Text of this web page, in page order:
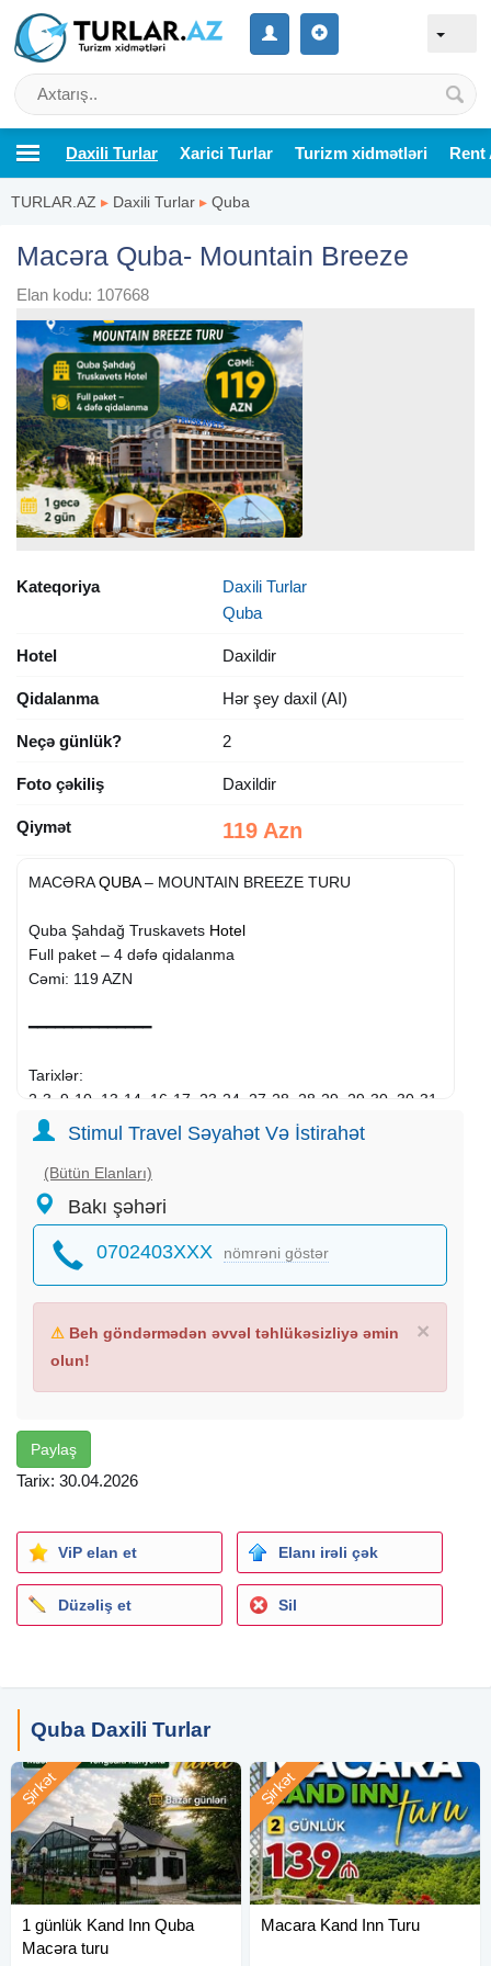
Daxili Turlar Xarici Turlar Turizm xidmətləri Rent
TURLAR.AZ ▸ Daxili Turlar ▸ Quba
Macəra Quba- Mountain Breeze
Elan kodu: 107668
Kateqoriya
Daxili Turlar
Quba
Hotel Daxildir
Qidalanma Hər şey daxil (AI)
Neçə günlük? 2
Foto çəkiliş Daxildir
Qiymət 119 Azn
MACƏRAQUBA– MOUNTAIN BREEZE TURU
Quba Şahdağ Truskavets Hotel
Full paket – 4 dəfə qidalanma
Cəmi: 119 AZN
━━━━━━━━━━━━━━
Tarixlər:
2-3, 9-10, 13-14, 16-17, 23-24, 27-28, 28-29, 29-30, 30-31
may
Müddət: 2 gün / 1 gecə
Giriş: 14:00 – 15:00
Çıxış: 11:00
━━━━━━━━━━━━━━
Qəçrəş meşəsi
Təngəaltı
Quba Minarəsi
Qımıl Qazma yaylası
Mountain Breeze
━━━━━━━━━━━━━━
Qiymətə daxildir:
Peşəkar tur rəhbəri
SPA & Relax:
Sauna
Türk hamamı
Fin hamamı
Duz otağı
Buxar otağı
Qapalı hovuz + uşaq hovuzu
Stimul Travel Səyahət Və İstirahət
(Bütün Elanları)
Bakı şəhəri
0702403XXX nömrəni göstər
×
⚠ Beh göndərmədən əvvəl təhlükəsizliyə əmin
olun!
Paylaş
Tarix: 30.04.2026
ViP elan et Elanı irəli çək
Düzəliş et Sil
Quba Daxili Turlar
1 günlük Kand Inn Quba
Macəra turu
Şirkət
Macara Kand Inn Turu
Şirkət